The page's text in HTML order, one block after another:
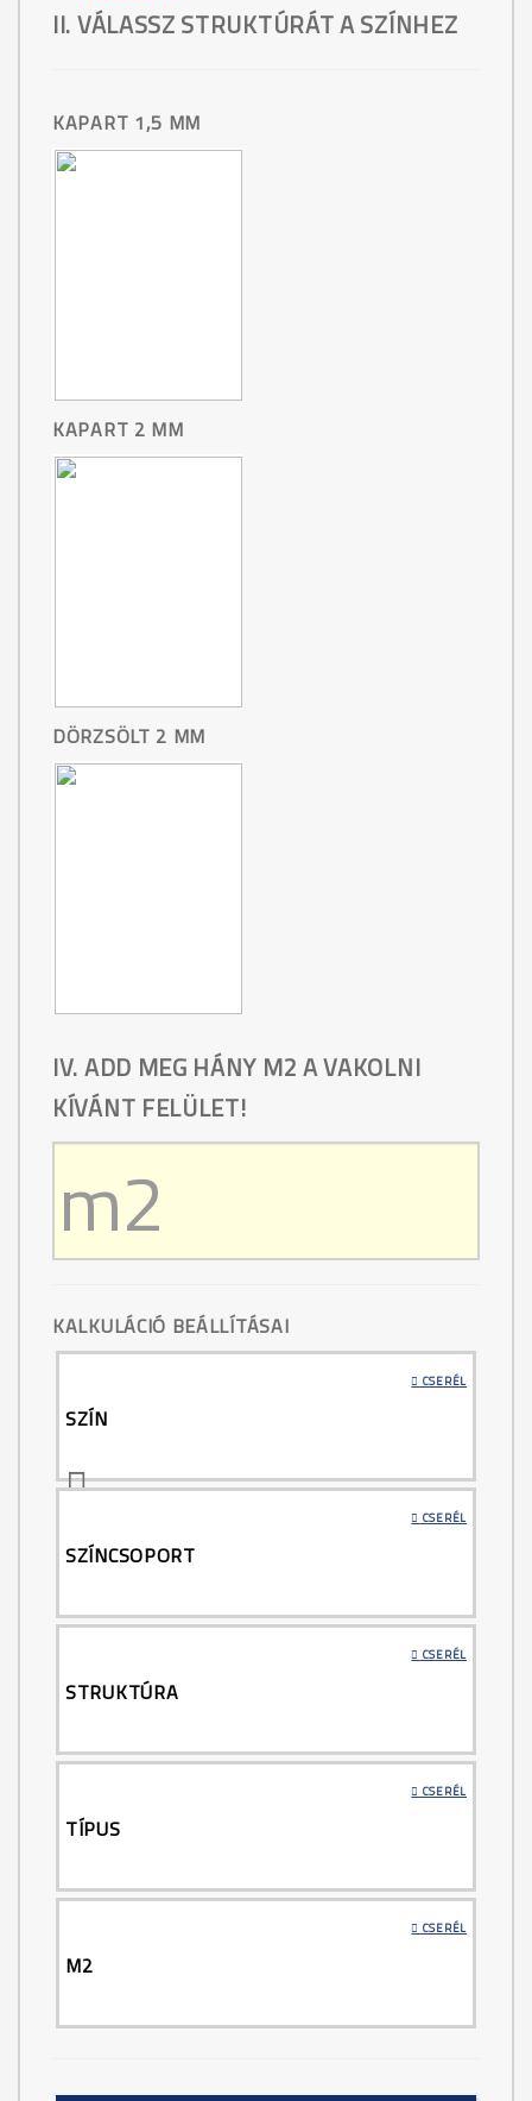
II. VÁLASSZ STRUKTÚRÁT A SZÍNHEZ
KAPART 1,5 MM
KAPART 2 MM
DÖRZSÖLT 2 MM
IV. ADD MEG HÁNY M2 A VAKOLNI
KÍVÁNT FELÜLET!
KALKULÁCIÓ BEÁLLÍTÁSAI
CSERÉL
SZÍN
CSERÉL
SZÍNCSOPORT
CSERÉL
STRUKTÚRA
CSERÉL
TÍPUS
CSERÉL
M2